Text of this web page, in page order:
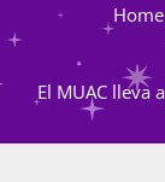
Home
El MUAC lleva